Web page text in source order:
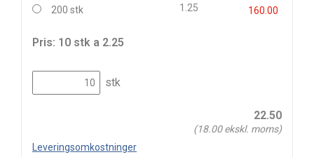
200 stk 1.25 160.00
Pris: 10 stk a 2.25
stk
22.50
(18.00ekskl. moms)
Leveringsomkostninger